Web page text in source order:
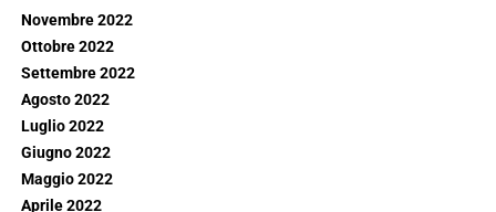
Novembre 2022
Ottobre 2022
Settembre 2022
Agosto 2022
Luglio 2022
Giugno 2022
Maggio 2022
Aprile 2022